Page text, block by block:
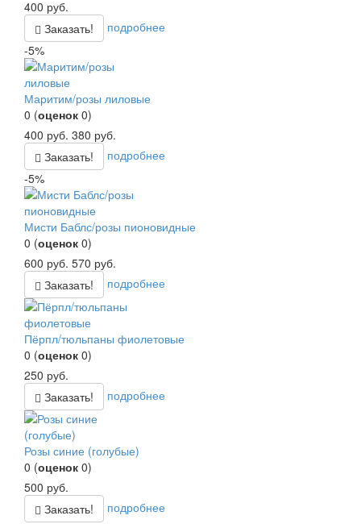
400 руб.
Заказать!
подробнее
-5%
Маритим/розы лиловые
0 (оценок 0)
400 руб. 380 руб.
Заказать!
подробнее
-5%
Мисти Баблс/розы пионовидные
0 (оценок 0)
600 руб. 570 руб.
Заказать!
подробнее
Пёрпл/тюльпаны фиолетовые
0 (оценок 0)
250 руб.
Заказать!
подробнее
Розы синие (голубые)
0 (оценок 0)
500 руб.
Заказать!
подробнее